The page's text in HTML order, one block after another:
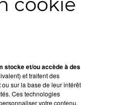
stocke et/ou accède à des
et traitent des
sur la base de leur intérêt
Ces technologies
votre contenu,
?
par « marketing entrant »
erreur de ne pas
traditionnel).
s’appuyant sur des